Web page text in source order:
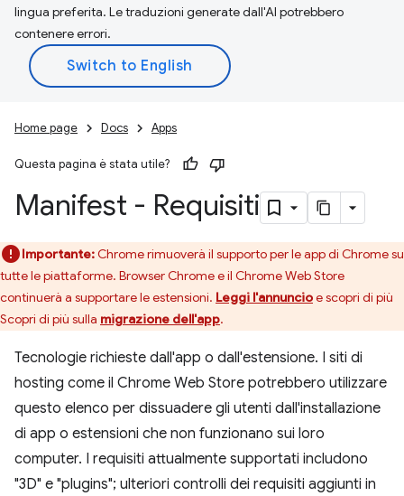
lingua preferita. Le traduzioni generate dall'AI potrebbero
contenere errori.
Home page Docs Apps
Questa pagina è stata utile?
Manifest - Requisiti
Importante:Chrome rimuoverà il supporto per le app di Chrome su
tutte le piattaforme. Browser Chrome e il Chrome Web Store
continuerà a supportare le estensioni. Leggi l'annuncioe scopri di più
Scopri di più sulla migrazione dell'app.
Tecnologie richieste dall'app o dall'estensione. I siti di
hosting come il Chrome Web Store potrebbero utilizzare
questo elenco per dissuadere gli utenti dall'installazione
di app o estensioni che non funzionano sui loro
computer. I requisiti attualmente supportati includono
"3D" e "plugins"; ulteriori controlli dei requisiti aggiunti in